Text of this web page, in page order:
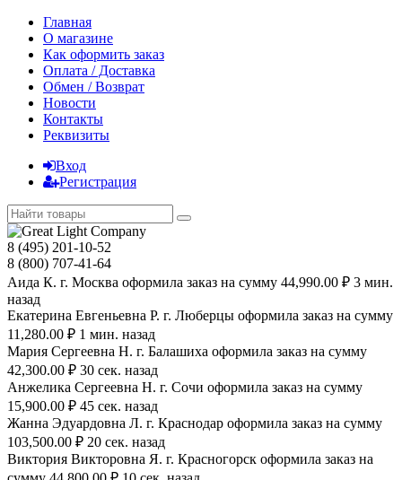
Главная
О магазине
Как оформить заказ
Оплата / Доставка
Обмен / Возврат
Новости
Контакты
Реквизиты
Вход
Регистрация
8 (495) 201-10-52
8 (800) 707-41-64
Аида К. г. Москва оформила заказ на сумму 44,990.00 ₽ 3 мин.
назад
Екатерина Евгеньевна Р. г. Люберцы оформила заказ на сумму
11,280.00 ₽ 1 мин. назад
Мария Сергеевна H. г. Балашиха оформила заказ на сумму
42,300.00 ₽ 30 сек. назад
Анжелика Сергеевна Н. г. Сочи оформила заказ на сумму
15,900.00 ₽ 45 сек. назад
Жанна Эдуардовна Л. г. Краснодар оформила заказ на сумму
103,500.00 ₽ 20 сек. назад
Виктория Викторовна Я. г. Красногорск оформила заказ на